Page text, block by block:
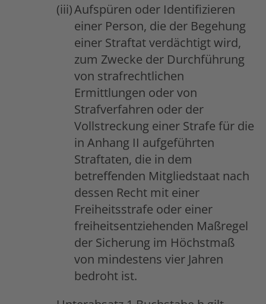
Aufspüren oder Identifizieren
einer Person, die der Begehung
einer Straftat verdächtigt wird,
zum Zwecke der Durchführung
von strafrechtlichen
Ermittlungen oder von
Strafverfahren oder der
Vollstreckung einer Strafe für die
in Anhang II aufgeführten
Straftaten, die in dem
betreffenden Mitgliedstaat nach
dessen Recht mit einer
Freiheitsstrafe oder einer
freiheitsentziehenden Maßregel
der Sicherung im Höchstmaß
von mindestens vier Jahren
bedroht ist.